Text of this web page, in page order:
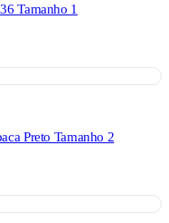
Tamanho 1
Preto Tamanho 2